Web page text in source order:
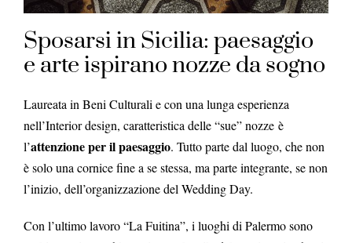
Sposarsi in Sicilia: paesaggio
e arte ispirano nozze da sogno
Laureata in Beni Culturali e con una lunga esperienza
nell’Interior design, caratteristica delle “sue” nozze è
l’attenzione per il paesaggio. Tutto parte dal luogo, che non
è solo una cornice fine a se stessa, ma parte integrante, se non
l’inizio, dell’organizzazione del Wedding Day.
Con l’ultimo lavoro “La Fuitina”, i luoghi di Palermo sono